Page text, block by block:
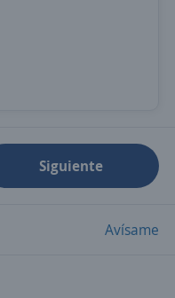
Siguiente
Avísame